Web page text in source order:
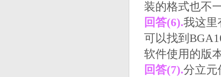
装的格式也不
回答(6).我这里
可以找到
软件使用的版
回答(7).分立元